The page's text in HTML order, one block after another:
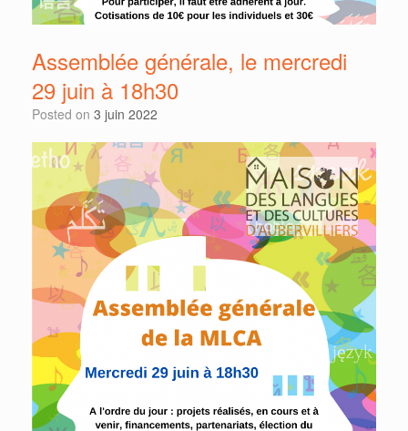
Assemblée générale, le mercredi
29 juin à 18h30
Posted on 3 juin 2022